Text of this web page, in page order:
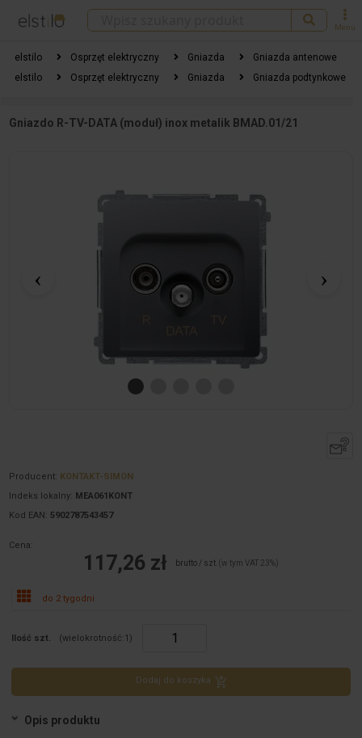
Menu
elstilo Osprzęt elektryczny Gniazda
Gniazda antenowe
elstilo
Osprzęt elektryczny Gniazda Gniazda podtynkowe
Gniazdo R-TV-DATA (moduł) inox metalik BMAD.01/21
Producent: KONTAKT-SIMON
Indeks lokalny: MEA061KONT
Kod EAN: 5902787543457
Cena:
117,26 zł brutto / szt. (w tym VAT 23%)
do 2 tygodni
Ilość szt. (wielokrotność:1 )
Dodaj do koszyka
Opis produktu